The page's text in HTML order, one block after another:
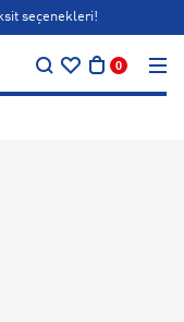
seçenekleri!
0